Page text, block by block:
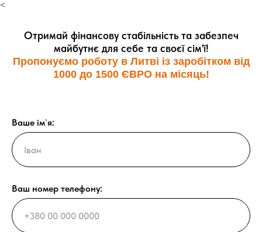
<
Отримай фінансову стабільність та забезпеч
майбутнє для себе та своєї сім'ї!
Пропонуємо роботу в Литві із заробітком від
1000 до 1500 ЄВРО на місяць!
Ваше ім`я:
Ваш номер телефону: